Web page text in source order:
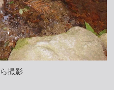
撮影